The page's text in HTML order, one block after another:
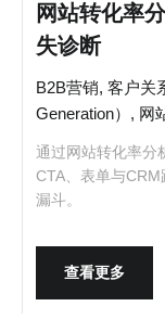
网站转化率
失诊断
B2B营销, 客户关
Generation）, 网
通过网站转化率分
CTA、表单与
漏斗。
查看更多